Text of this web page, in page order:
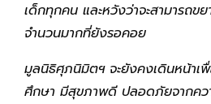
เด็กทุกคน และหวังว่าจะสามารถข
จำนวนมากที่ยังรอคอย
มูลนิธิศุภนิมิตฯ จะยังคงเดินหน้าเ
ศึกษา มีสุขภาพดี ปลอดภัยจากคว